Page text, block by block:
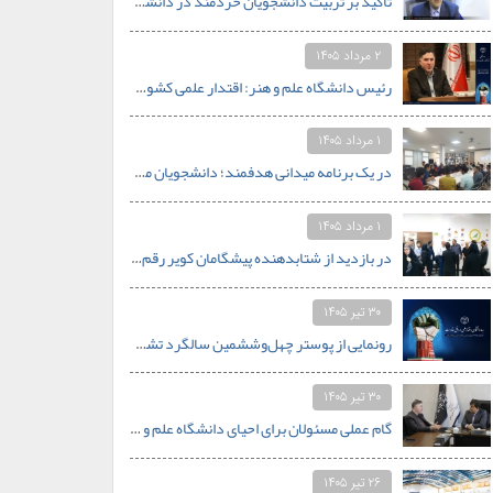
۲ مرداد ۱۴۰۵
رئیس دانشگاه علم و هنر: اقتدار علمی کشور با تکیه بر جوانان و خودباوری محقق خواهد شد.
۱ مرداد ۱۴۰۵
در یک برنامه میدانی هدفمند؛ دانشجویان مهندسی دانشگاه علم و هنر از قلب صنعت کاشی یزد بازدید کردند
۱ مرداد ۱۴۰۵
در بازدید از شتابدهنده پیشگامان کویر رقم خورد: همنشینی اساتید دانشگاه علم و هنر با محور استارتاپی
۳۰ تیر ۱۴۰۵
رونمایی از پوستر چهل‌وششمین سالگرد تشکیل جهاددانشگاهی با شعار «جهاددانشگاهی؛ اقتدار علمی در افق مقاومت»
۳۰ تیر ۱۴۰۵
گام عملی مسئولان برای احیای دانشگاه علم و هنر اردکان؛ از نیازسنجی رشته‌های جدید تا تأمین بودجه
۲۶ تیر ۱۴۰۵